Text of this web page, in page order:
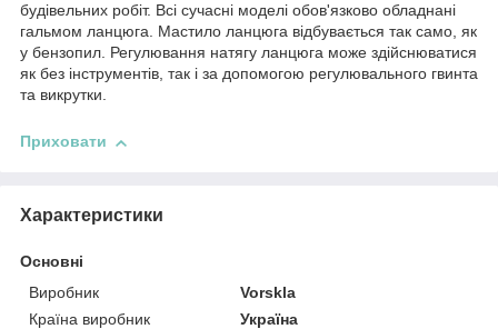
будівельних робіт. Всі сучасні моделі обов'язково обладнані
гальмом ланцюга. Мастило ланцюга відбувається так само, як
у бензопил. Регулювання натягу ланцюга може здійснюватися
як без інструментів, так і за допомогою регулювального гвинта
та викрутки.
Приховати
Характеристики
Основні
Виробник
Vorskla
Країна виробник
Україна